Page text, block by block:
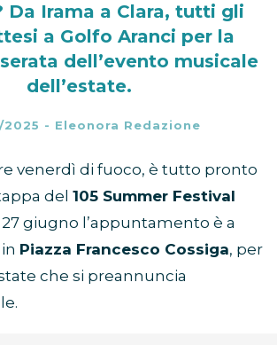
Da Irama a Clara, tutti gli
a Golfo Aranci per la
dell’evento musicale
dell’estate.
- Eleonora Redazione
venerdì di fuoco, è tutto pronto
del 105 Summer Festival
giugno l’appuntamento è a
in Piazza Francesco Cossiga, per
che si preannuncia